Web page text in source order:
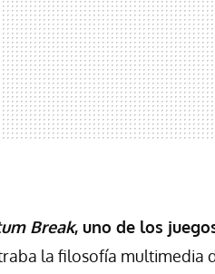
Break, uno de los
la filosofía multimedia